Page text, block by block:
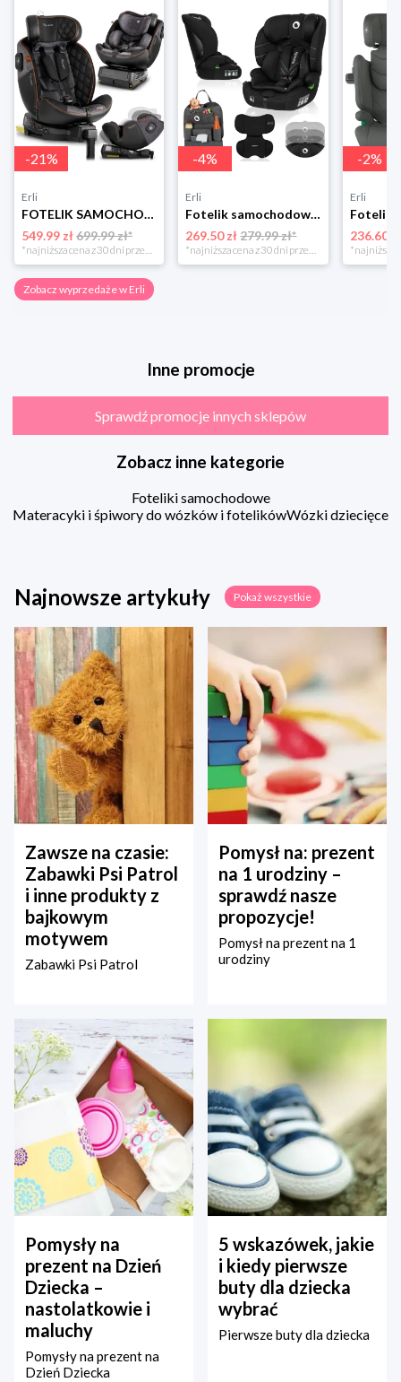
-21%
Erli
FOTELIK SAMOCHODOWY OBROTOWY z NOGĄ 0-36KG ISOFIX NUKIDO I-SIZE 40-150cm
549.99 zł699.99 zł*
-4%
Erli
Fotelik samochodowy 76-150cm SZEROKIE SIEDZISKO 9-36kg Lionelo LEVI I-SIZE
269.50 zł 279.99 zł*
-2%
Erli
236.60 zł
Zobacz wyprzedaże w Erli
Inne promocje
Sprawdź promocje innych sklepów
Zobacz inne kategorie
Foteliki samochodowe
Materacyki i śpiwory do wózków i fotelikówWózki dziecięce
Najnowsze artykuły Pokaż wszystkie
Zawsze na czasie:
Zabawki Psi Patrol
i inne produkty z
bajkowym
motywem
Zabawki Psi Patrol
Pomysł na: prezent
na 1 urodziny –
sprawdź nasze
propozycje!
Pomysł na prezent na 1
urodziny
Pomysły na
prezent na Dzień
Dziecka –
nastolatkowie i
maluchy
Pomysły na prezent na
Dzień Dziecka
5 wskazówek, jakie
i kiedy pierwsze
buty dla dziecka
wybrać
Pierwsze buty dla dziecka